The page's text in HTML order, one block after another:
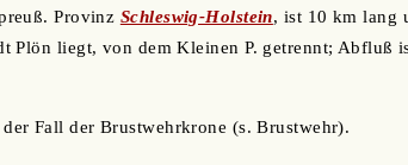
Provinz Schleswig-Holstein, ist 10 km lang
Plön liegt, von dem Kleinen P. getrennt; Abfluß
Fall der Brustwehrkrone (s. Brustwehr).